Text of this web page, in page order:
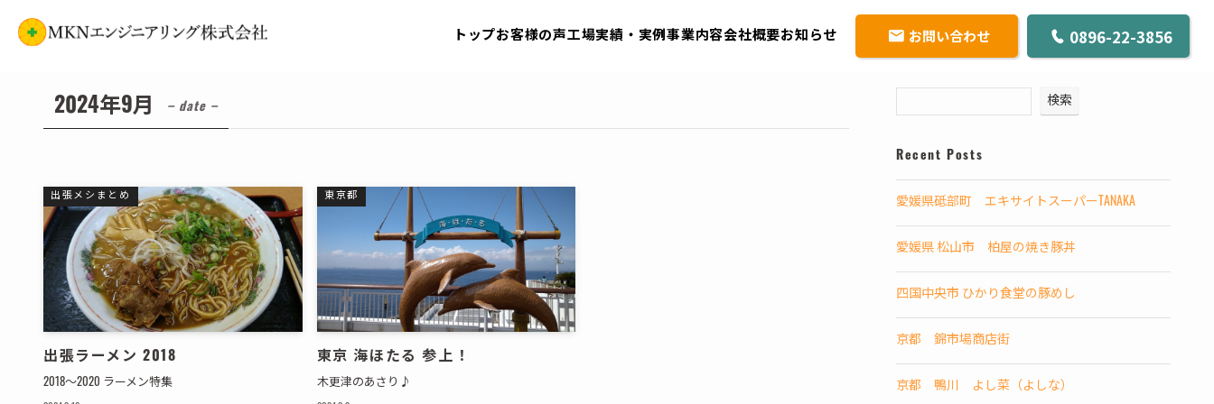
トップ お客様の声工場実績・実例事業内容会社概要お知らせ お問い合わせ 0896-22-3856
2024年9月 – date –
出張メシまとめ
出張ラーメン 2018
2018～2020 ラーメン特集
東京都
東京 海ほたる 参上！
木更津のあさり♪
検索
Recent Posts
愛媛県砥部町 エキサイトスーパーTANAKA
愛媛県 松山市 柏屋の焼き豚丼
四国中央市 ひかり食堂の豚めし
京都 錦市場商店街
京都 鴨川 よし菜（よしな）